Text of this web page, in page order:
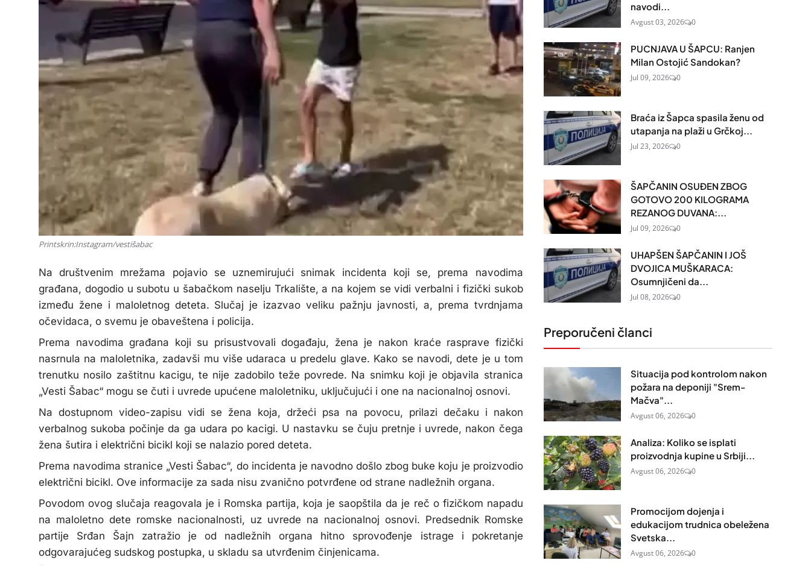
Printskrin:Instagram/vestišabac
Na društvenim mrežama pojavio se uznemirujući snimak incidenta koji se, prema navodima
građana, dogodio u subotu u šabačkom naselju Trkalište, a na kojem se vidi verbalni i fizički sukob
između žene i maloletnog deteta. Slučaj je izazvao veliku pažnju javnosti, a, prema tvrdnjama
očevidaca, o svemu je obaveštena i policija.
Prema navodima građana koji su prisustvovali događaju, žena je nakon kraće rasprave fizički
nasrnula na maloletnika, zadavši mu više udaraca u predelu glave. Kako se navodi, dete je u tom
trenutku nosilo zaštitnu kacigu, te nije zadobilo teže povrede. Na snimku koji je objavila stranica
„Vesti Šabac“ mogu se čuti i uvrede upućene maloletniku, uključujući i one na nacionalnoj osnovi.
Na dostupnom video-zapisu vidi se žena koja, držeći psa na povocu, prilazi dečaku i nakon
verbalnog sukoba počinje da ga udara po kacigi. U nastavku se čuju pretnje i uvrede, nakon čega
žena šutira i električni bicikl koji se nalazio pored deteta.
Prema navodima stranice „Vesti Šabac“, do incidenta je navodno došlo zbog buke koju je proizvodio
električni bicikl. Ove informacije za sada nisu zvanično potvrđene od strane nadležnih organa.
Povodom ovog slučaja reagovala je i Romska partija, koja je saopštila da je reč o fizičkom napadu
na maloletno dete romske nacionalnosti, uz uvrede na nacionalnoj osnovi. Predsednik Romske
partije Srđan Šajn zatražio je od nadležnih organa hitno sprovođenje istrage i pokretanje
odgovarajućeg sudskog postupka, u skladu sa utvrđenim činjenicama.
navodi...
Avgust 03, 2026 0
PUCNJAVA U ŠAPCU: Ranjen
Milan Ostojić Sandokan?
Jul 09, 2026 0
Braća iz Šapca spasila ženu od
utapanja na plaži u Grčkoj...
Jul 23, 2026 0
ŠAPČANIN OSUĐEN ZBOG
GOTOVO 200 KILOGRAMA
REZANOG DUVANA:...
Jul 09, 2026 0
UHAPŠEN ŠAPČANIN I JOŠ
DVOJICA MUŠKARACA:
Osumnjičeni da...
Jul 08, 2026 0
Preporučeni članci
Situacija pod kontrolom nakon
požara na deponiji "Srem-
Mačva"...
Avgust 06, 2026 0
Analiza: Koliko se isplati
proizvodnja kupine u Srbiji...
Avgust 06, 2026 0
Promocijom dojenja i
edukacijom trudnica obeležena
Svetska...
Avgust 06, 2026 0